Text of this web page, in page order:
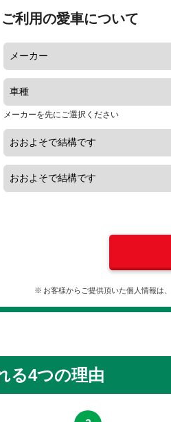
ご利用の愛車について
メーカーを先にご選択ください
お客様からご提供頂いた個人情報は
る4つの理由